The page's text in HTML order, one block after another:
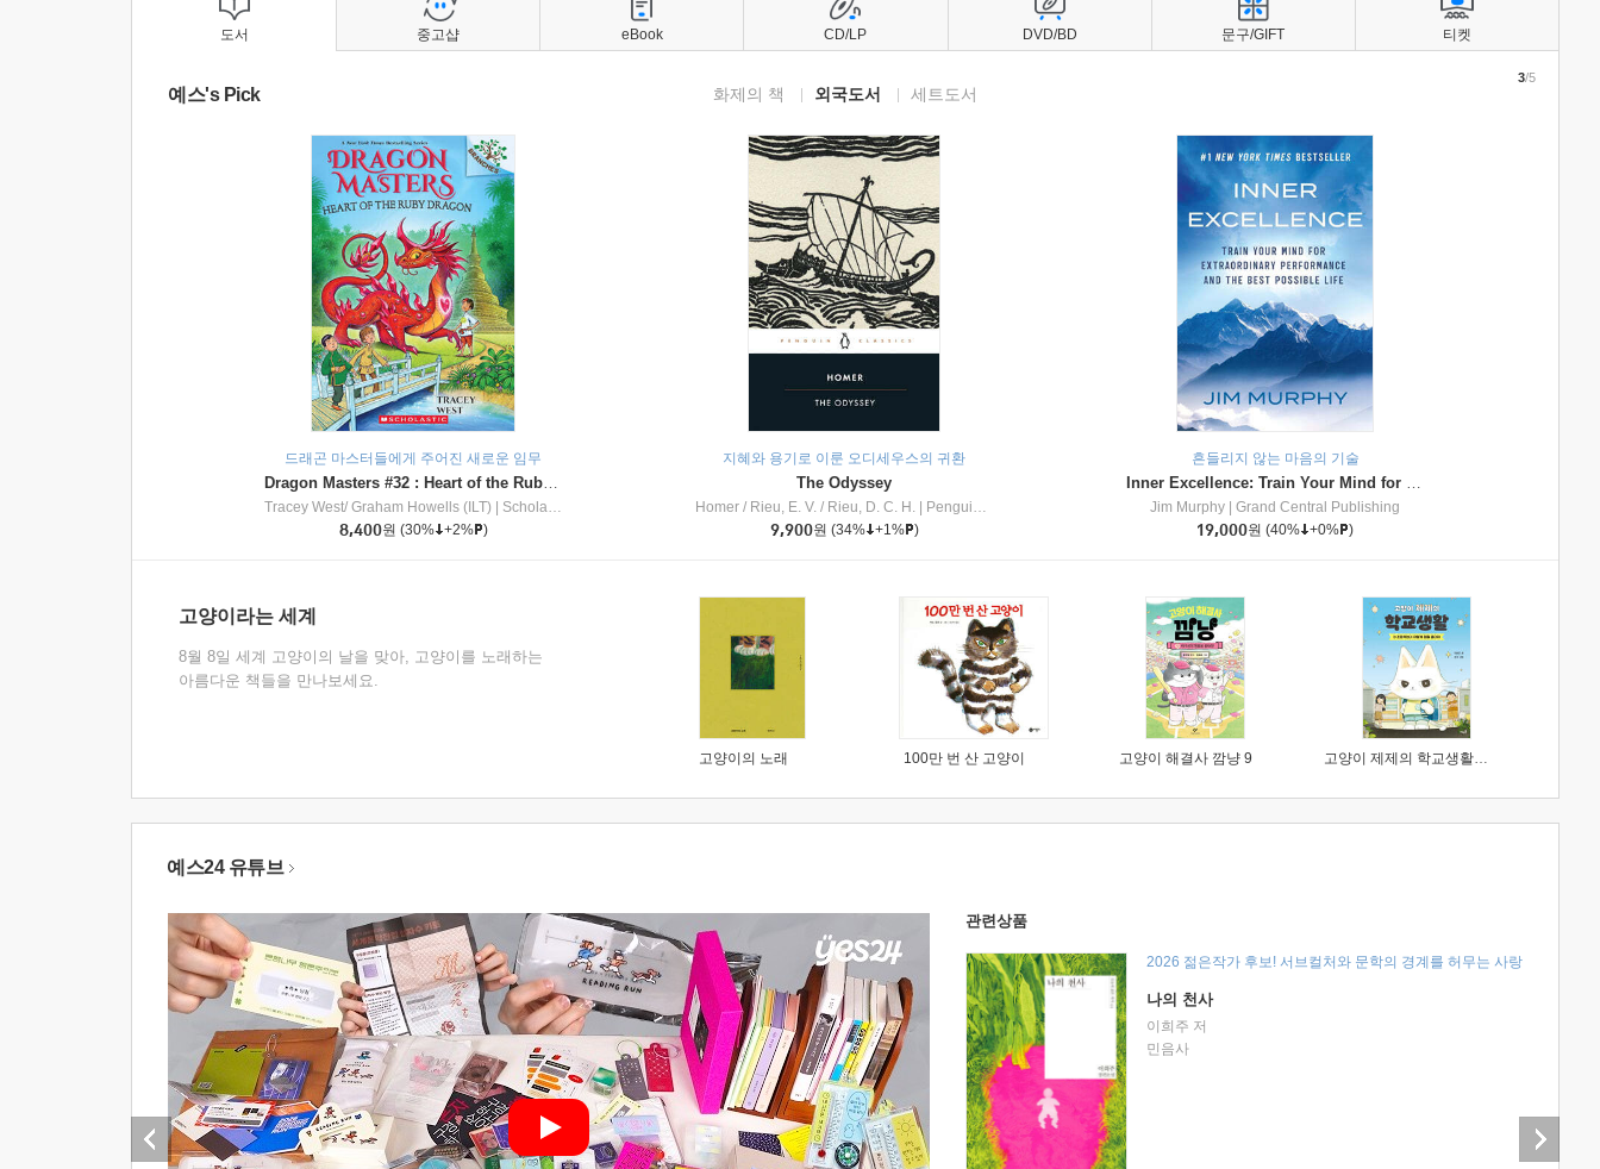
도서
예스's Pick 화제의 책 외국도서 세트도서
드래곤 마스터들에게 주어진 새로운 임무
Dragon Masters #32 : Heart of the Ruby Dragon (A Branches Book)
Tracey West/ Graham Howells (ILT)
Scholastic Inc
8,400원 (30% +2% )
지혜와 용기로 이룬 오디세우스의 귀환
The Odyssey
Homer / Rieu, E. V. / Rieu, D. C. H.
Penguin Group
9,900원 (34% +1% )
흔들리지 않는 마음의 기술
Inner Excellence: Train Your Mind for Extraordinary Performance and the Best Possible Life
Jim Murphy
Grand Central Publishing
19,000원 (40% +0% )
3/5
고양이라는 세계
8월 8일 세계 고양이의 날을 맞아, 고양이를 노래하는
아름다운 책들을 만나보세요.
고양이의 노래 100만 번 산 고양이 고양이 해결사 깜냥 9 고양이 제제의 학교생활 1 : 초등학생이 이렇게 힘들 줄이야
중고샵 eBook CD/LP DVD/BD 문구/GIFT 티켓
예스24 유튜브
관련상품
2026 젊은작가 후보! 서브컬처와 문학의 경계를 허무는 사랑
나의 천사
이희주 저
민음사